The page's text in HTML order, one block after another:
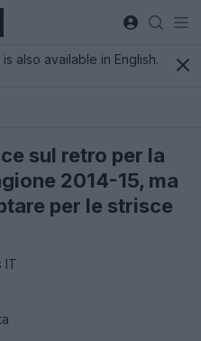
also available in English.
sul retro per la
2014-15, ma
per le strisce
IT